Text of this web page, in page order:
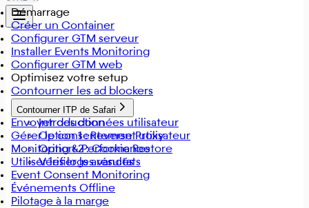
Démarrage
Créer un Container
Configurer GTM serveur
Installer Events Monitoring
Configurer GTM web
Optimisez votre setup
Contourner les ad blockers
Contourner ITP de Safari
Introduction
Option 1 : Reverse Proxy
Option 2 : Cookie Restore
Vérifier les résultats
Envoyer des données utilisateur
Gérer le consentement utilisateur
Monitoring & Performance
Utiliser les logs avancés
Event Consent Monitoring
Événements Offline
Pilotage à la marge